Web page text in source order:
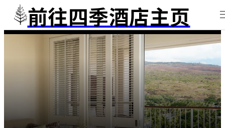
前往四季酒店主页